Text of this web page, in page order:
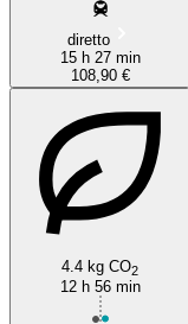
diretto
15 h 27 min
108,90 €
4.4 kg CO2
12 h 56 min